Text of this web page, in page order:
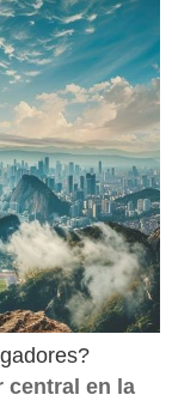
central en la